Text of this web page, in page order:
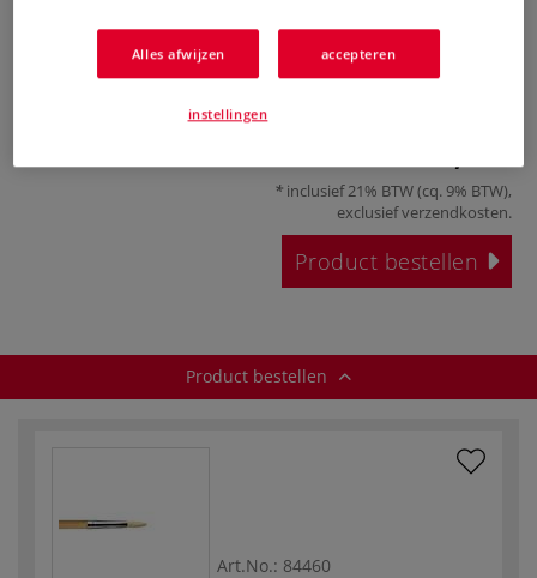
inclusief 21% BTW (cq. 9% BTW),
exclusiefverzendkosten.
Product bestellen
Product bestellen
Art.No.: 84460
Alles afwijzen accepteren
instellingen